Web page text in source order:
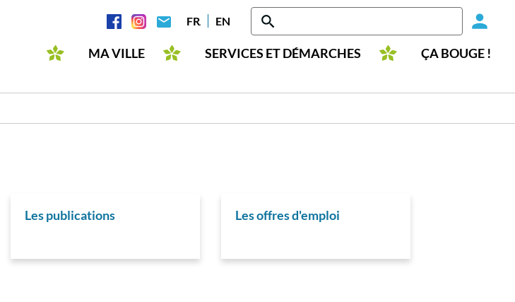
contenu
principal
-
FRANÇAISENGLISH
Réseaux
sociaux
MA VILLE SERVICES ET DÉMARCHES ÇA BOUGE !
Les publications Les offres d'emploi